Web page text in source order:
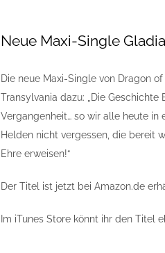
grösseres
Neue Maxi-Single
Die neue Maxi-Single von Dragon
Transylvania dazu: „Die
Vergangenheit… so wir alle heute in
Helden nicht vergessen, die bereit
Ehre erweisen!“
Der Titel ist jetzt bei Amazon.de
Im iTunes Store könnt ihr den Titel